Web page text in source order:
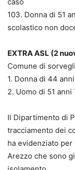
103. Donna di 51
scolastico non
EXTRA ASL (2
Comune di
1. Donna di 44
2. Uomo di 51
Il Dipartimento di
tracciamento dei
ha evidenziato
Arezzo che sono